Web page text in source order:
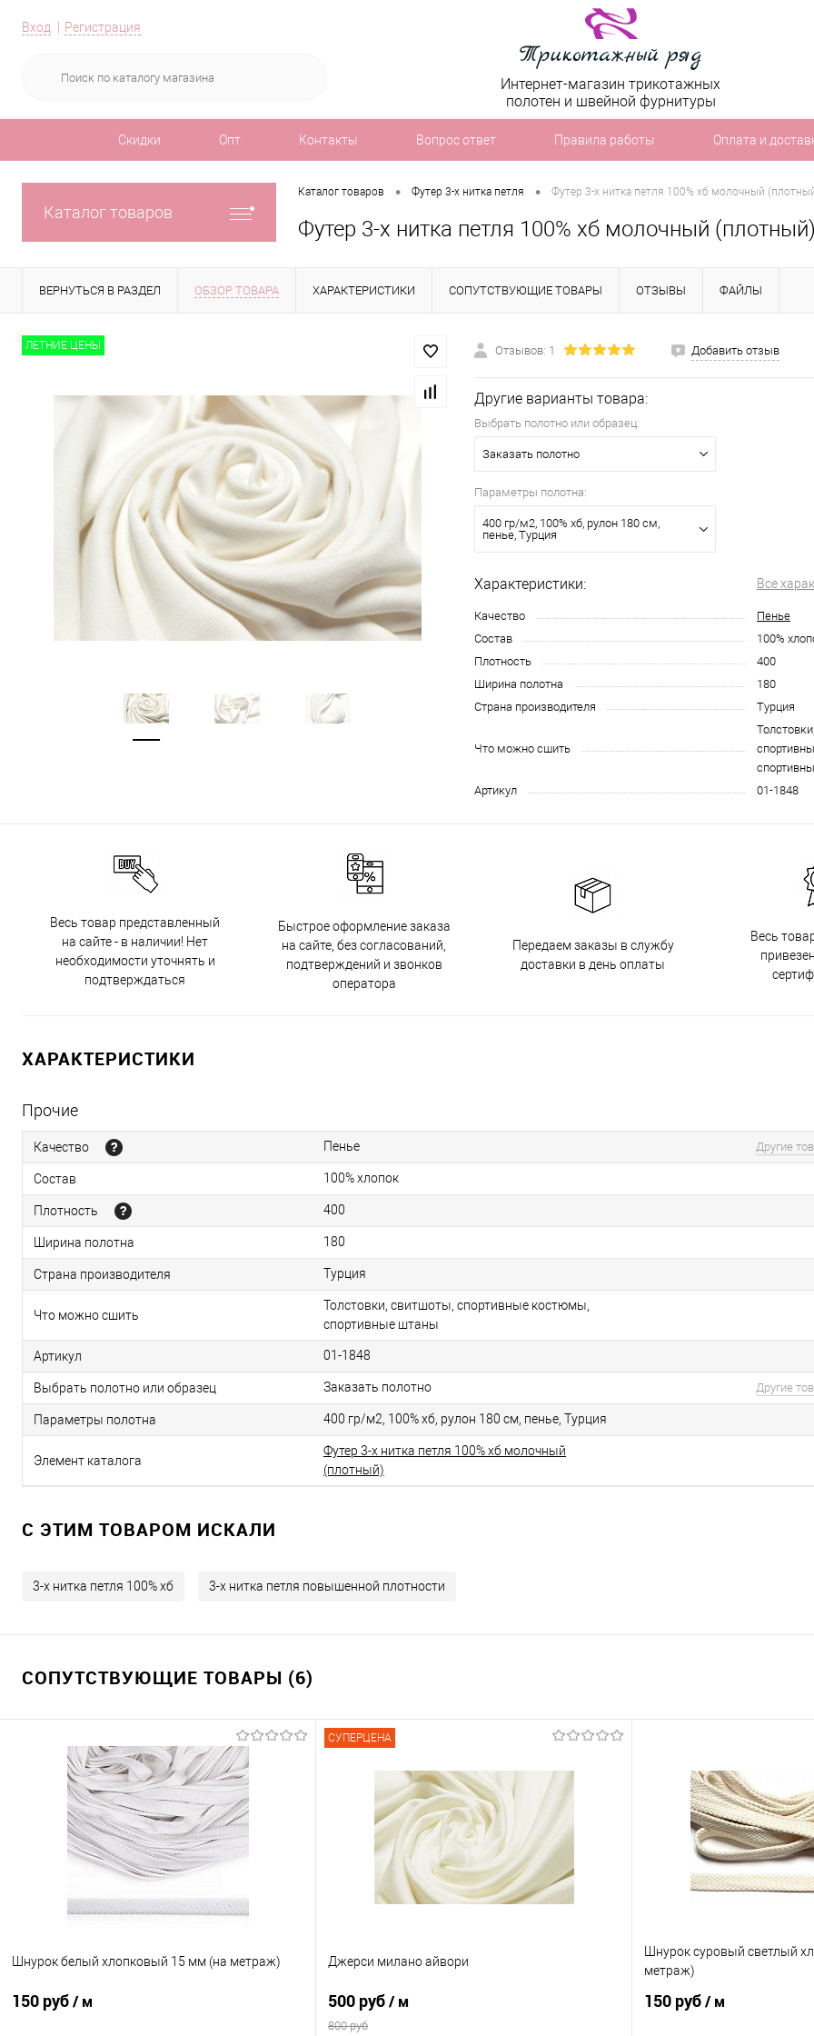
Вход Регистрация
Интернет-магазин трикотажных
полотен и швейной фурнитуры
Скидки Опт Контакты Вопрос ответ Правила работы Оплата и
Каталог товаров
Каталог товаров • Футер 3-х нитка петля • Футер 3-х нитка петля 100% хб молочный
Футер 3-х нитка петля 100% хб молочный
ВЕРНУТЬСЯ В РАЗДЕЛ ОБЗОР ТОВАРА ХАРАКТЕРИСТИКИ СОПУТСТВУЮЩИЕ ТОВАРЫ ОТЗЫВЫ ФАЙЛЫ
ЛЕТНИЕ ЦЕНЫ Отзывов: 1 Добавить отзыв
Другие варианты товара:
Выбрать полотно или образец:
Заказать полотно
Параметры полотна:
400 гр/м2, 100% хб, рулон 180 см,
пенье, Турция
Характеристики: Все
Качество
Пенье
Состав
100%
Плотность
400
Ширина полотна
180
Страна производителя
Турция
Что можно сшить
Артикул
01-1848
Весь товар представленный
на сайте - в наличии! Нет
необходимости уточнять и
подтверждаться
Быстрое оформление заказа
на сайте, без согласований,
подтверждений и звонков
оператора
Передаем заказы в службу
доставки в день оплаты
Весь
ХАРАКТЕРИСТИКИ
Прочие
Качество Пенье Другие
Состав 100% хлопок
Плотность 400
Ширина полотна 180
Страна производителя Турция
Что можно сшить
Толстовки, свитшоты, спортивные костюмы,
спортивные штаны
Артикул 01-1848
Выбрать полотно или образец Заказать полотно Другие
Параметры полотна 400 гр/м2, 100% хб, рулон 180 см, пенье, Турция
Элемент каталога
Футер 3-х нитка петля 100% хб молочный
(плотный)
C ЭТИМ ТОВАРОМ ИСКАЛИ
3-х нитка петля 100% хб 3-х нитка петля повышенной плотности
СОПУТСТВУЮЩИЕ ТОВАРЫ (6)
Шнурок белый хлопковый 15 мм (на метраж)
150 руб/ м
СУПЕРЦЕНА
Джерси милано айвори
500 руб/ м
800 руб
Шнурок суровый светлый
метраж)
150 руб/ м